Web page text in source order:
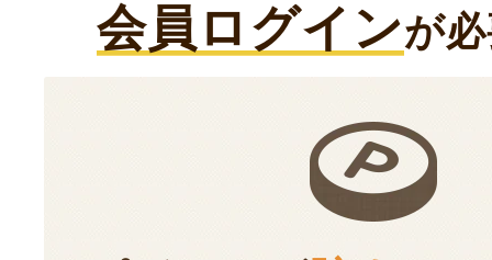
会員ログインが